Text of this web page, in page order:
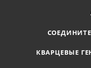
КВАРЦЕВЫЕ